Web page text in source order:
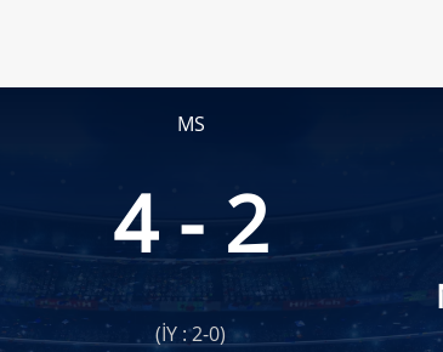
MS
4 - 2
(İY : 2-0)